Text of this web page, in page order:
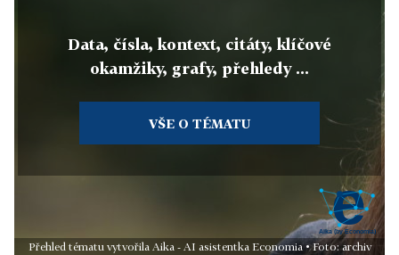
Data, čísla, kontext, citáty, klíčové
okamžiky, grafy, přehledy ...
VŠE O TÉMATU
Přehled tématu vytvořila Aika - AI asistentka Economia • Foto: archiv